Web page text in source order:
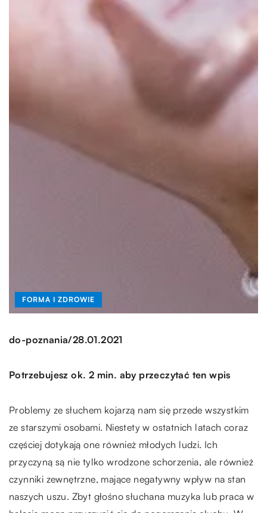
FORMA I ZDROWIE
do-poznania/28.01.2021
Potrzebujesz ok. 2 min. aby przeczytać ten wpis
Problemy ze słuchem kojarzą nam się przede wszystkim
ze starszymi osobami. Niestety w ostatnich latach coraz
częściej dotykają one również młodych ludzi. Ich
przyczyną są nie tylko wrodzone schorzenia, ale również
czynniki zewnętrzne, mające negatywny wpływ na stan
naszych uszu. Zbyt głośno słuchana muzyka lub praca w